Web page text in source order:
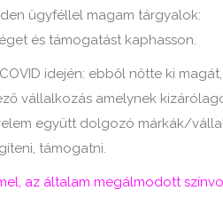
ügyféllel magam tárgyalok:
és támogatást kaphasson.
idején: ebből nőtte ki
vállalkozás amelynek
együtt dolgozó márkák/
támogatni.
az általam megálmodott